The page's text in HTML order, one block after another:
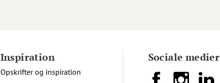
Inspiration
Opskrifter og inspiration
Sociale medier